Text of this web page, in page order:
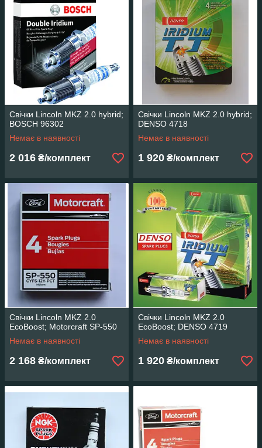
Свічки Lincoln MKZ 2.0 hybrid;
BOSCH 96302
Немає в наявності
2 016 ₴/комплект
Свічки Lincoln MKZ 2.0 hybrid;
DENSO 4718
Немає в наявності
1 920 ₴/комплект
Свічки Lincoln MKZ 2.0
EcoBoost; Motorcraft SP-550
Немає в наявності
2 168 ₴/комплект
Свічки Lincoln MKZ 2.0
EcoBoost; DENSO 4719
Немає в наявності
1 920 ₴/комплект